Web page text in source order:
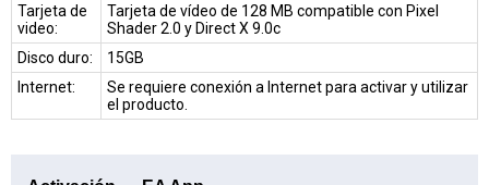
Tarjeta de
video:
Tarjeta de vídeo de 128 MB compatible con Pixel
Shader 2.0 y Direct X 9.0c
Disco duro:
15GB
Internet:
Se requiere conexión a Internet para activar y utilizar
el producto.